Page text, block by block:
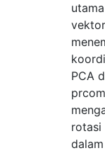
PCA
rotasi